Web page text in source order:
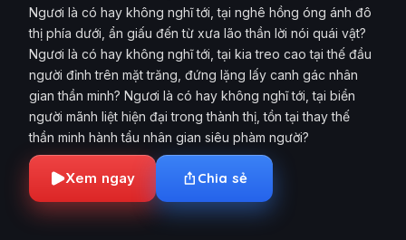
Ngươi là có hay không nghĩ tới, tại nghê hồng óng ánh đô
thị phía dưới, ẩn giấu đến từ xưa lão thần lời nói quái vật?
Ngươi là có hay không nghĩ tới, tại kia treo cao tại thế đầu
người đỉnh trên mặt trăng, đứng lặng lấy canh gác nhân
gian thần minh? Ngươi là có hay không nghĩ tới, tại biển
người mãnh liệt hiện đại trong thành thị, tồn tại thay thế
thần minh hành tẩu nhân gian siêu phàm người?
Xem ngay Chia sẻ